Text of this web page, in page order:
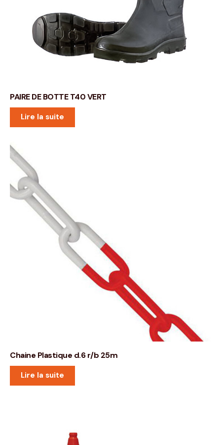
PAIRE DE BOTTE T40 VERT
Lire la suite
Chaine Plastique d.6 r/b 25m
Lire la suite